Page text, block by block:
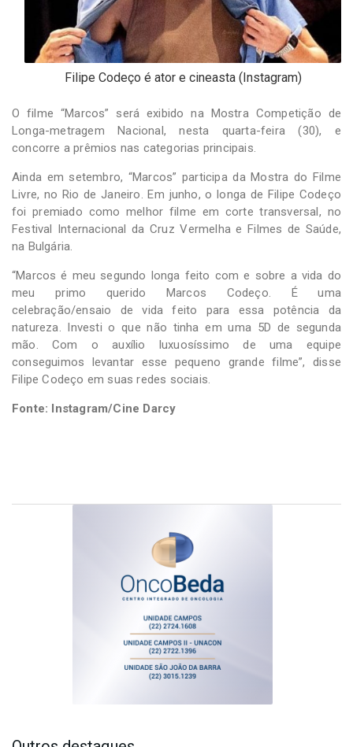
Filipe Codeço é ator e cineasta (Instagram)
O filme “Marcos” será exibido na Mostra Competição de
Longa-metragem Nacional, nesta quarta-feira (30), e
concorre a prêmios nas categorias principais.
Ainda em setembro, “Marcos” participa da Mostra do Filme
Livre, no Rio de Janeiro. Em junho, o longa de Filipe Codeço
foi premiado como melhor filme em corte transversal, no
Festival Internacional da Cruz Vermelha e Filmes de Saúde,
na Bulgária.
“Marcos é meu segundo longa feito com e sobre a vida do
meu primo querido Marcos Codeço. É uma
celebração/ensaio de vida feito para essa potência da
natureza. Investi o que não tinha em uma 5D de segunda
mão. Com o auxílio luxuosíssimo de uma equipe
conseguimos levantar esse pequeno grande filme”, disse
Filipe Codeço em suas redes sociais.
Fonte: Instagram/Cine Darcy